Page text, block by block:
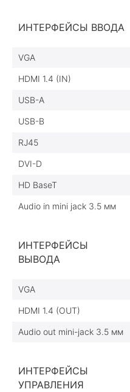
ИНТЕРФЕЙСЫ ВВОДА
VGA
HDMI 1.4 (IN)
USB-A
USB-B
RJ45
DVI-D
HD BaseT
Audio in mini jack 3.5 мм
ИНТЕРФЕЙСЫ
ВЫВОДА
VGA
HDMI 1.4 (OUT)
Audio out mini-jack 3.5 мм
ИНТЕРФЕЙСЫ
УПРАВЛЕНИЯ